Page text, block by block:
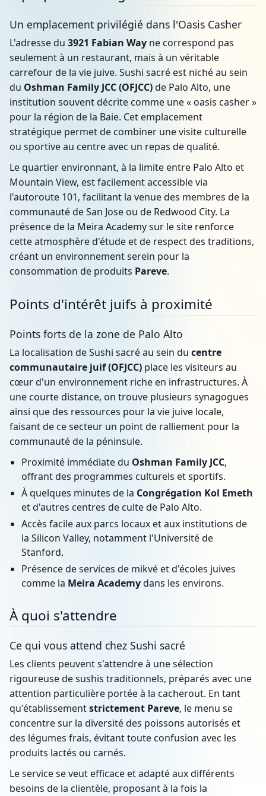
Un emplacement privilégié dans l'Oasis Casher
L'adresse du 3921 Fabian Way ne correspond pas
seulement à un restaurant, mais à un véritable
carrefour de la vie juive. Sushi sacré est niché au sein
du Oshman Family JCC (OFJCC)de Palo Alto, une
institution souvent décrite comme une « oasis casher »
pour la région de la Baie. Cet emplacement
stratégique permet de combiner une visite culturelle
ou sportive au centre avec un repas de qualité.
Le quartier environnant, à la limite entre Palo Alto et
Mountain View, est facilement accessible via
l'autoroute 101, facilitant la venue des membres de la
communauté de San Jose ou de Redwood City. La
présence de la Meira Academy sur le site renforce
cette atmosphère d'étude et de respect des traditions,
créant un environnement serein pour la
consommation de produits Pareve.
Points d'intérêt juifs à proximité
Points forts de la zone de Palo Alto
La localisation de Sushi sacré au sein du centre
communautaire juif (OFJCC) place les visiteurs au
cœur d'un environnement riche en infrastructures. À
une courte distance, on trouve plusieurs synagogues
ainsi que des ressources pour la vie juive locale,
faisant de ce secteur un point de ralliement pour la
communauté de la péninsule.
Proximité immédiate du Oshman Family JCC,
offrant des programmes culturels et sportifs.
À quelques minutes de la Congrégation Kol Emeth
et d'autres centres de culte de Palo Alto.
Accès facile aux parcs locaux et aux institutions de
la Silicon Valley, notamment l'Université de
Stanford.
Présence de services de mikvé et d'écoles juives
comme la Meira Academydans les environs.
À quoi s'attendre
Ce qui vous attend chez Sushi sacré
Les clients peuvent s'attendre à une sélection
rigoureuse de sushis traditionnels, préparés avec une
attention particulière portée à la cacherout. En tant
qu'établissementstrictement Pareve, le menu se
concentre sur la diversité des poissons autorisés et
des légumes frais, évitant toute confusion avec les
produits lactés ou carnés.
Le service se veut efficace et adapté aux différents
besoins de la clientèle, proposant à la fois la